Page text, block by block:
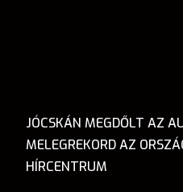
JÓCSKÁN MEGDŐLT AZ
MELEGREKORD AZ
HÍRCENTRUM